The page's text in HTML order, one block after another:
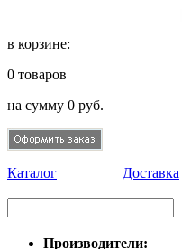
в корзине:
0 товаров
на сумму 0 руб.
Каталог Доставка
Производители: